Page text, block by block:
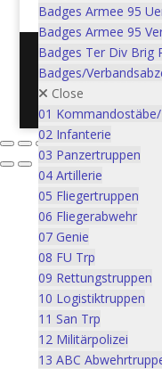
Badges Armee 95
Badges Armee 95
Badges Ter Div Brig
Badges/
Close
01
02 Infanterie
03 Panzertruppen
04 Artillerie
05 Fliegertruppen
06 Fliegerabwehr
07 Genie
08 FU Trp
09 Rettungstruppen
10 Logistiktruppen
11 San Trp
12 Militärpolizei
13 ABC
Postadresse:
Thun /